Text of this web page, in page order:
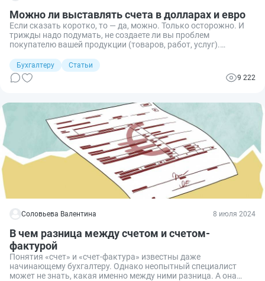
Можно ли выставлять счета в долларах и евро
Если сказать коротко, то — да, можно. Только осторожно. И
трижды надо подумать, не создаете ли вы проблем
покупателю вашей продукции (товаров, работ, услуг).
долларах и евро, а еще приведу примеры ситуаций, когда это
сделать необходимо. Ну и, конечно, разберемся со счетами-
фактурами.
Бухгалтеру
Статьи
9 222
Соловьева Валентина 8 июля 2024
В чем разница между счетом и счетом-
фактурой
Понятия «счет» и «счет-фактура» известны даже
начинающему бухгалтеру. Однако неопытный специалист
может не знать, какая именно между ними разница. А она